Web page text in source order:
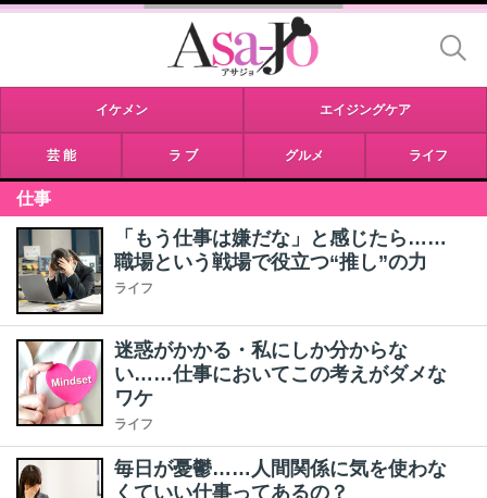
イケメン エイジングケア
芸 能 ラ ブ グルメ ライフ
仕事
「もう仕事は嫌だな」と感じたら……
職場という戦場で役立つ“推し”の力
ライフ
迷惑がかかる・私にしか分からな
い……仕事においてこの考えがダメな
ワケ
ライフ
毎日が憂鬱……人間関係に気を使わな
くていい仕事ってあるの？